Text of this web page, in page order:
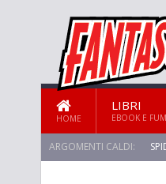
HOME
LIBRI
EBOOK E
ARGOMENTI CALDI: